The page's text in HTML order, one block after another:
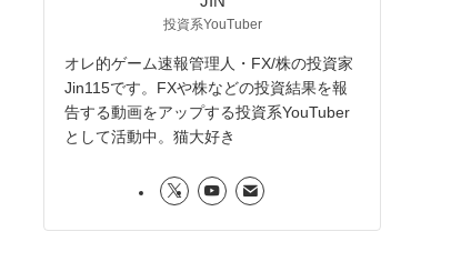
投資系YouTuber
オレ的ゲーム速報管理人・FX/株の投資家
Jin115です。FXや株などの投資結果を報
告する動画をアップする投資系YouTuber
として活動中。猫大好き